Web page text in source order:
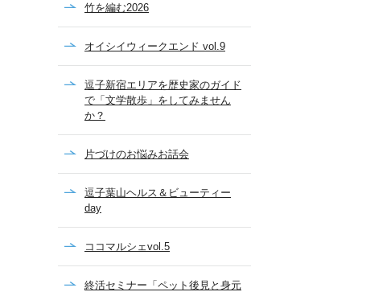
竹を編む2026
オイシイウィークエンド vol.9
逗子新宿エリアを歴史家のガイド
で「文学散歩」をしてみません
か？
片づけのお悩みお話会
逗子葉山ヘルス＆ビューティー
day
ココマルシェvol.5
終活セミナー「ペット後見と身元